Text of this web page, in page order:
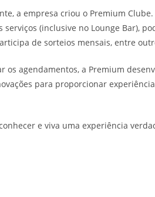
a empresa criou o Premium
serviços (inclusive no Lounge Bar),
de sorteios mensais, entre
os agendamentos, a Premium
para proporcionar
e viva uma experiência